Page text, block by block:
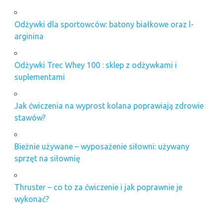
Odżywki dla sportowców: batony białkowe oraz l-
arginina
Odżywki Trec Whey 100 : sklep z odżywkami i
suplementami
Jak ćwiczenia na wyprost kolana poprawiają zdrowie
stawów?
Bieżnie używane – wyposażenie siłowni: używany
sprzęt na siłownię
Thruster – co to za ćwiczenie i jak poprawnie je
wykonać?